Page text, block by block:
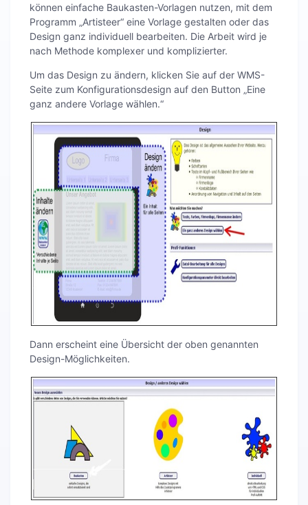
können einfache Baukasten-Vorlagen nutzen, mit dem
Programm „Artisteer“ eine Vorlage gestalten oder das
Design ganz individuell bearbeiten. Die Arbeit wird je
nach Methode komplexer und komplizierter.
Um das Design zu ändern, klicken Sie auf der WMS-
Seite zum Konfigurationsdesign auf den Button „Eine
ganz andere Vorlage wählen.“
Dann erscheint eine Übersicht der oben genannten
Design-Möglichkeiten.